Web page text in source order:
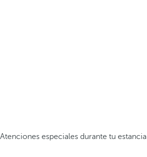
Atenciones especiales durante tu estancia